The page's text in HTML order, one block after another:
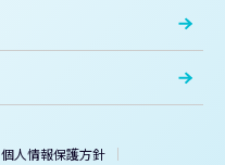
個人情報保護方針